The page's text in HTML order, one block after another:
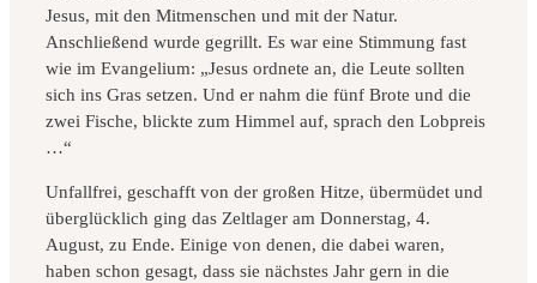
Jesus, mit den Mitmenschen und mit der Natur.
Anschließend wurde gegrillt. Es war eine Stimmung fast
wie im Evangelium: „Jesus ordnete an, die Leute sollten
sich ins Gras setzen. Und er nahm die fünf Brote und die
zwei Fische, blickte zum Himmel auf, sprach den Lobpreis
…“
Unfallfrei, geschafft von der großen Hitze, übermüdet und
überglücklich ging das Zeltlager am Donnerstag, 4.
August, zu Ende. Einige von denen, die dabei waren,
haben schon gesagt, dass sie nächstes Jahr gern in die